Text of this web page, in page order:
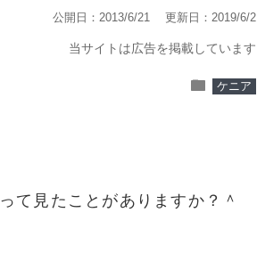
公開日：2013/6/21 更新日：2019/6/2
当サイトは広告を掲載しています
folder ケニア
って見たことがありますか？＾